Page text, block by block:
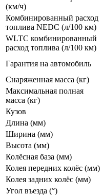
(км/ч)
Комбинированный расход
топлива NEDC (л/100 км)
WLTC комбинированный
расход топлива (л/100 км)
Гарантия на автомобиль
Снаряженная масса (кг)
Максимальная полная
масса (кг)
Кузов
Длина (мм)
Ширина (мм)
Высота (мм)
Колёсная база (мм)
Колея передних колёс (мм)
Колея задних колёс (мм)
Угол въезда (°)